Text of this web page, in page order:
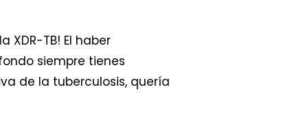
XDR-TB! El haber
siempre tienes
de la tuberculosis, quería